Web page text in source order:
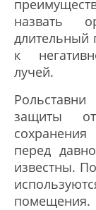
назвать
длительный
к
лучей.
защиты
перед
известны.
помещения.